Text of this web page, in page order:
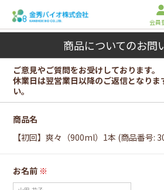
会員
商品についてのお問
ご意見やご質問をお受けしております。
休業日は翌営業日以降のご返信となりま
い。
商品名
【初回】爽々（900ml）1本 (商品番号:
お名前 ※